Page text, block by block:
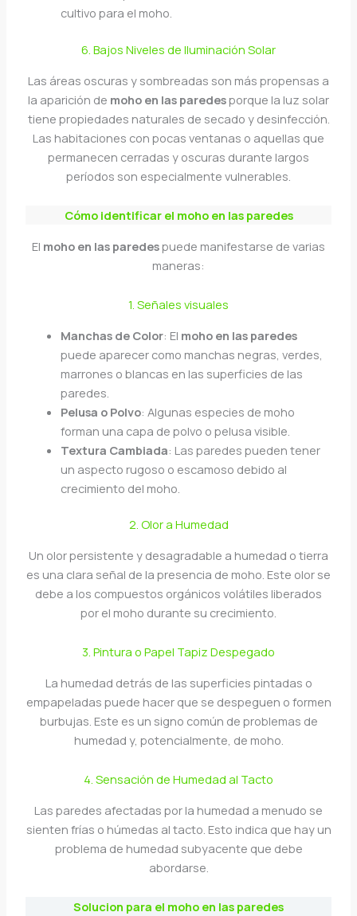
cultivo para el moho.
6. Bajos Niveles de Iluminación Solar
Las áreas oscuras y sombreadas son más propensas a
la aparición de moho en las paredesporque la luz solar
tiene propiedades naturales de secado y desinfección.
Las habitaciones con pocas ventanas o aquellas que
permanecen cerradas y oscuras durante largos
períodos son especialmente vulnerables.
Cómo identificar el moho en las paredes
El moho en las paredespuede manifestarse de varias
maneras:
1. Señales visuales
Manchas de Color: El moho en las paredes
puede aparecer como manchas negras, verdes,
marrones o blancas en las superficies de las
paredes.
Pelusa o Polvo: Algunas especies de moho
forman una capa de polvo o pelusa visible.
Textura Cambiada: Las paredes pueden tener
un aspecto rugoso o escamoso debido al
crecimiento del moho.
2. Olor a Humedad
Un olor persistente y desagradable a humedad o tierra
es una clara señal de la presencia de moho. Este olor se
debe a los compuestos orgánicos volátiles liberados
por el moho durante su crecimiento.
3. Pintura o Papel Tapiz Despegado
La humedad detrás de las superficies pintadas o
empapeladas puede hacer que se despeguen o formen
burbujas. Este es un signo común de problemas de
humedad y, potencialmente, de moho.
4. Sensación de Humedad al Tacto
Las paredes afectadas por la humedad a menudo se
sienten frías o húmedas al tacto. Esto indica que hay un
problema de humedad subyacente que debe
abordarse.
Solucion para el moho en las paredes